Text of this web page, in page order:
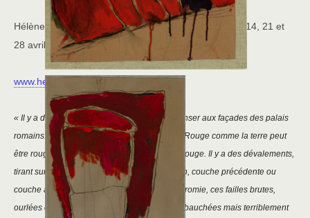
Hélène Dureau-Martini sera présente les dimanches 14, 21 et
28 avril de 11h à 19h.
www.helene-dureau-martini.fr
« Il y a des rouges mats, profonds, qui font penser aux façades des palais
romains. Mais sont-ce vraiment des rouges ? Rouge comme la terre peut
être rouge, jamais parfaitement, uniquement rouge. Il y a des dévalements,
tirant sur le rose, pales. Le blanc n’est pas loin, couche précédente ou
couche à venir. Et toujours, brisant la monochromie, ces failles brutes,
ourlées de fusain ou de craie noire, à peine ébauchées mais terriblement